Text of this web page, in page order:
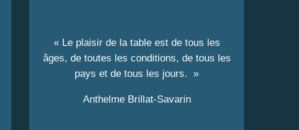
« Le plaisir de la table est de tous les
âges, de toutes les conditions, de tous les
pays et de tous les jours. »
Anthelme Brillat-Savarin